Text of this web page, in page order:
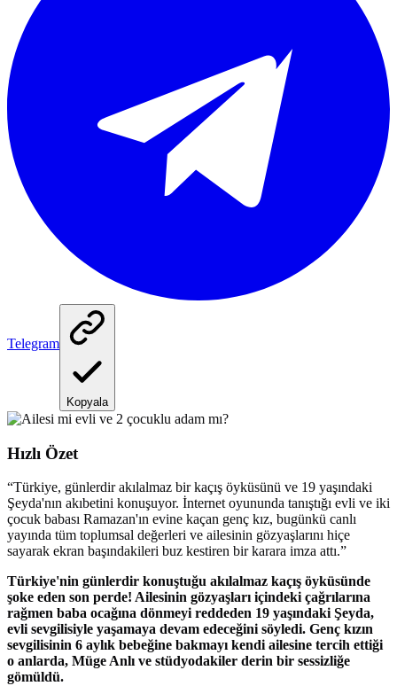
Telegram
Kopyala
Hızlı Özet
“Türkiye, günlerdir akılalmaz bir kaçış öyküsünü ve 19 yaşındaki
Şeyda'nın akıbetini konuşuyor. İnternet oyununda tanıştığı evli ve iki
çocuk babası Ramazan'ın evine kaçan genç kız, bugünkü canlı
yayında tüm toplumsal değerleri ve ailesinin gözyaşlarını hiçe
sayarak ekran başındakileri buz kestiren bir karara imza attı.”
Türkiye'nin günlerdir konuştuğu akılalmaz kaçış öyküsünde
şoke eden son perde! Ailesinin gözyaşları içindeki çağrılarına
rağmen baba ocağına dönmeyi reddeden 19 yaşındaki Şeyda,
evli sevgilisiyle yaşamaya devam edeceğini söyledi. Genç kızın
sevgilisinin 6 aylık bebeğine bakmayı kendi ailesine tercih ettiği
o anlarda, Müge Anlı ve stüdyodakiler derin bir sessizliğe
gömüldü.